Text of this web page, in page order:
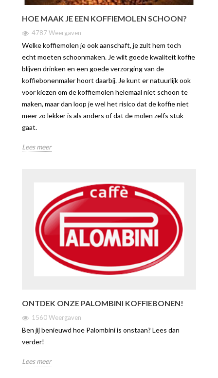
HOE MAAK JE EEN KOFFIEMOLEN SCHOON?
4787 Weergaven
Welke koffiemolen je ook aanschaft, je zult hem toch
echt moeten schoonmaken. Je wilt goede kwaliteit koffie
blijven drinken en een goede verzorging van de
koffiebonenmaler hoort daarbij. Je kunt er natuurlijk ook
voor kiezen om de koffiemolen helemaal niet schoon te
maken, maar dan loop je wel het risico dat de koffie niet
meer zo lekker is als anders of dat de molen zelfs stuk
gaat.
Lees meer
ONTDEK ONZE PALOMBINI KOFFIEBONEN!
1560 Weergaven
Ben jij benieuwd hoe Palombini is onstaan? Lees dan
verder!
Lees meer